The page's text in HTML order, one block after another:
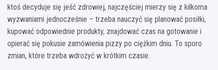
ktoś decyduje się jeść zdrowiej, najczęściej mierzy się z kilkoma
wyzwaniami jednocześnie – trzeba nauczyć się planować posiłki,
kupować odpowiednie produkty, znajdować czas na gotowanie i
opierać się pokusie zamówienia pizzy po ciężkim dniu. To sporo
zmian, które trzeba wdrożyć w krótkim czasie.